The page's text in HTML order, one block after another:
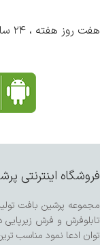
هفت روز هفته ، ۲۴ ساعت شبانه‌روز پاسخگوی شما هستیم.
فروشگاه اینترنتی
مجموعه پرشین بافت
تابلوفرش و فرش
توان ادعا نمود مناسب